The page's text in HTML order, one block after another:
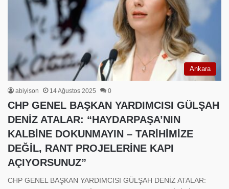
Ankara
abiyison 14 Ağustos 2025 0
CHP GENEL BAŞKAN YARDIMCISI GÜLŞAH
DENİZ ATALAR: “HAYDARPAŞA’NIN
KALBİNE DOKUNMAYIN – TARİHİMİZE
DEĞİL, RANT PROJELERİNE KAPI
AÇIYORSUNUZ”
CHP GENEL BAŞKAN YARDIMCISI GÜLŞAH DENİZ ATALAR: